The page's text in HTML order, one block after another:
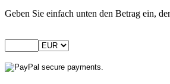
Geben Sie einfach unten den Betrag ein,